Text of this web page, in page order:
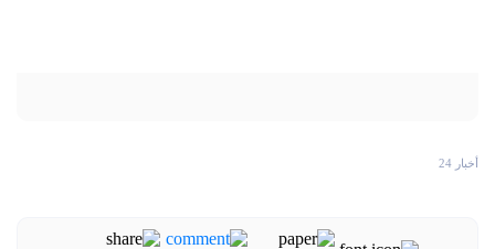
أخبار 24